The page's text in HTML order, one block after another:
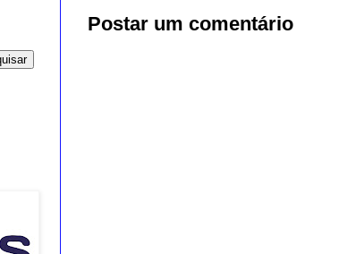
Postar um comentário